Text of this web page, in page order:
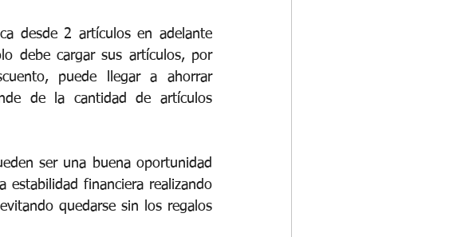
desde 2 artículos en adelante
debe cargar sus artículos, por
puede llegar a ahorrar
de la cantidad de artículos
ser una buena oportunidad
financiera realizando
quedarse sin los regalos